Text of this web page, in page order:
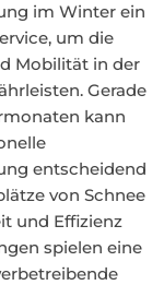
im Winter ein
um die
Mobilität in der
Gerade
kann
entscheidend
von Schnee
und Effizienz
spielen eine